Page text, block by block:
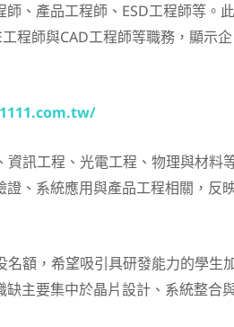
、產品工程師、ESD工程師等。此
程師與CAD工程師等職務，顯示企
訊工程、光電工程、物理與材料
、系統應用與產品工程相關，反
額，希望吸引具研發能力的學生
主要集中於晶片設計、系統整合